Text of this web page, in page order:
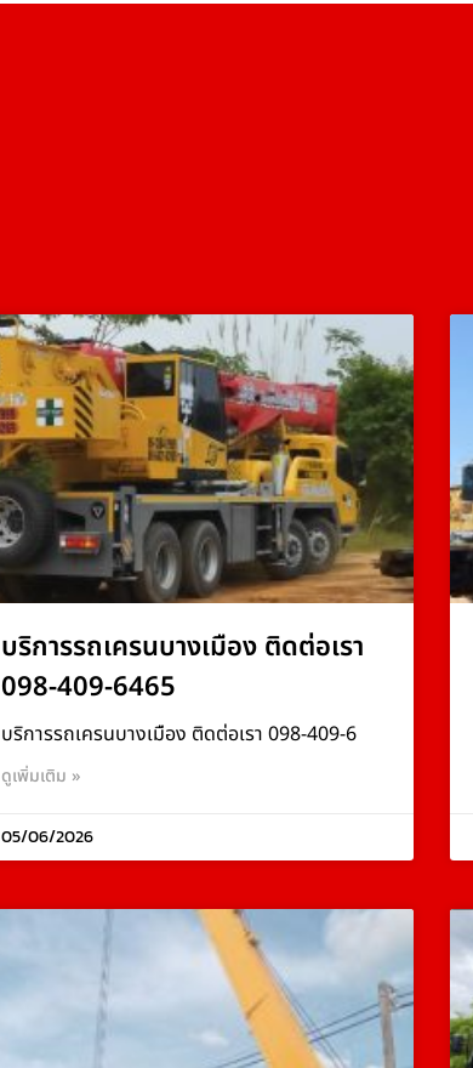
บริการรถเครนบางเมือง ติดต่อเรา
098-409-6465
บริการรถเครนบางเมือง ติดต่อเรา 098-409-6
ดูเพิ่มเติม »
05/06/2026